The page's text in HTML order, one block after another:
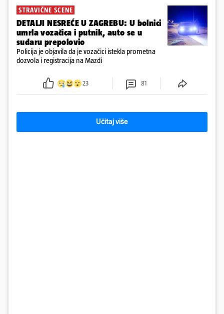
STRAVIČNE SCENE
DETALJI NESREĆE U ZAGREBU: U bolnici
umrla vozačica i putnik, auto se u
sudaru prepolovio
Policija je objavila da je vozačici istekla prometna
dozvola i registracija na Mazdi
23 81
Učitaj više